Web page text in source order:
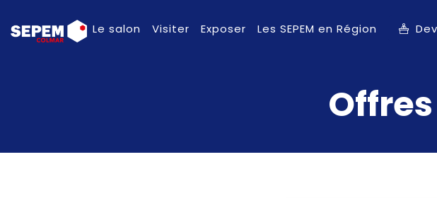
Le salon Visiter Exposer Les SEPEM en Région